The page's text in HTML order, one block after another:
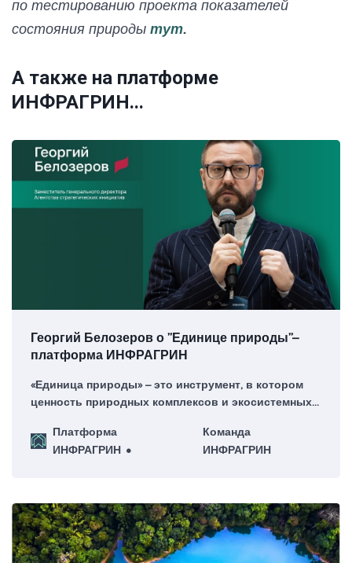
по тестированию проекта показателей
состояния природы тут.
А также на платформе
ИНФРАГРИН...
Георгий Белозеров о ”Единице природы”–
платформа ИНФРАГРИН
«Единица природы» – это инструмент, в котором
ценность природных комплексов и экосистемных
Платформа
ИНФРАГРИН
Команда
ИНФРАГРИН